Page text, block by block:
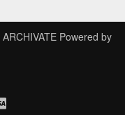
ARCHIVATEPowered by